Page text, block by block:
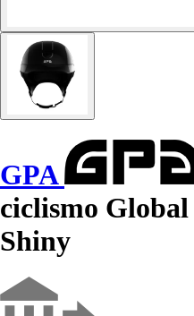
GPA
ciclismo
Shiny